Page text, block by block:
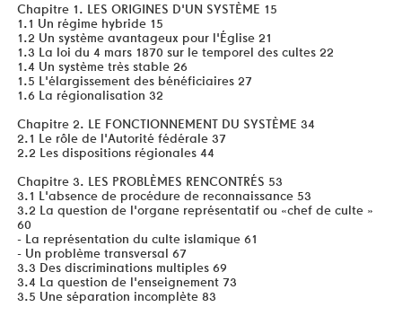
Chapitre 1. LES ORIGINES D'UN SYSTÈME 15
1.1 Un régime hybride 15
1.2 Un système avantageux pour l'Église 21
1.3 La loi du 4 mars 1870 sur le temporel des cultes 22
1.4 Un système très stable 26
1.5 L'élargissement des bénéficiaires 27
1.6 La régionalisation 32
Chapitre 2. LE FONCTIONNEMENT DU SYSTÈME 34
2.1 Le rôle de l'Autorité fédérale 37
2.2 Les dispositions régionales 44
Chapitre 3. LES PROBLÈMES RENCONTRÉS 53
3.1 L'absence de procédure de reconnaissance 53
3.2 La question de l'organe représentatif ou «chef de culte »
60
- La représentation du culte islamique 61
- Un problème transversal 67
3.3 Des discriminations multiples 69
3.4 La question de l'enseignement 73
3.5 Une séparation incomplète 83